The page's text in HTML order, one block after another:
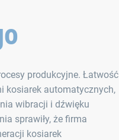
produkcyjne. Łatwość
kosiarek automatycznych,
wibracji i dźwięku
sprawiły, że firma
kosiarek